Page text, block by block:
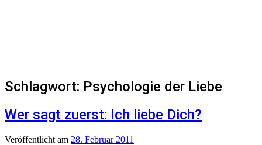
Schlagwort: Psychologie der Liebe
Wer sagt zuerst: Ich liebe Dich?
Veröffentlicht am 28. Februar 2011